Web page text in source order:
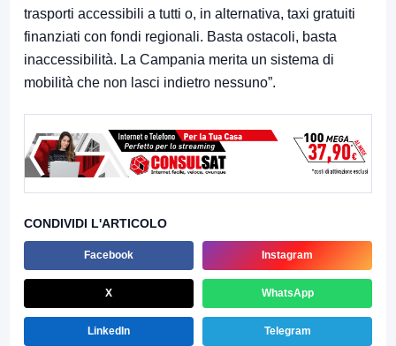
trasporti accessibili a tutti o, in alternativa, taxi gratuiti
finanziati con fondi regionali. Basta ostacoli, basta
inaccessibilità. La Campania merita un sistema di
mobilità che non lasci indietro nessuno”.
CONDIVIDI L'ARTICOLO
Facebook Instagram
X WhatsApp
LinkedIn Telegram